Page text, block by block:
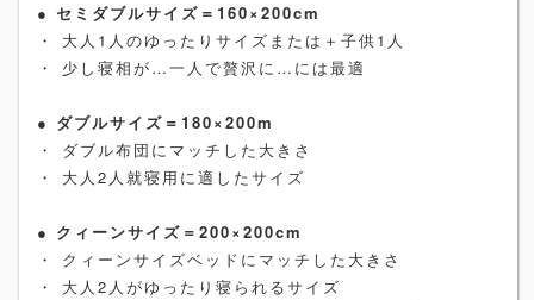
● セミダブルサイズ＝160×200cm
・ 大人1人のゆったりサイズまたは＋子供1人
・ 少し寝相が…一人で贅沢に…には最適
● ダブルサイズ＝180×200m
・ ダブル布団にマッチした大きさ
・ 大人2人就寝用に適したサイズ
● クィーンサイズ＝200×200cm
・ クィーンサイズベッドにマッチした大きさ
・ 大人2人がゆったり寝られるサイズ